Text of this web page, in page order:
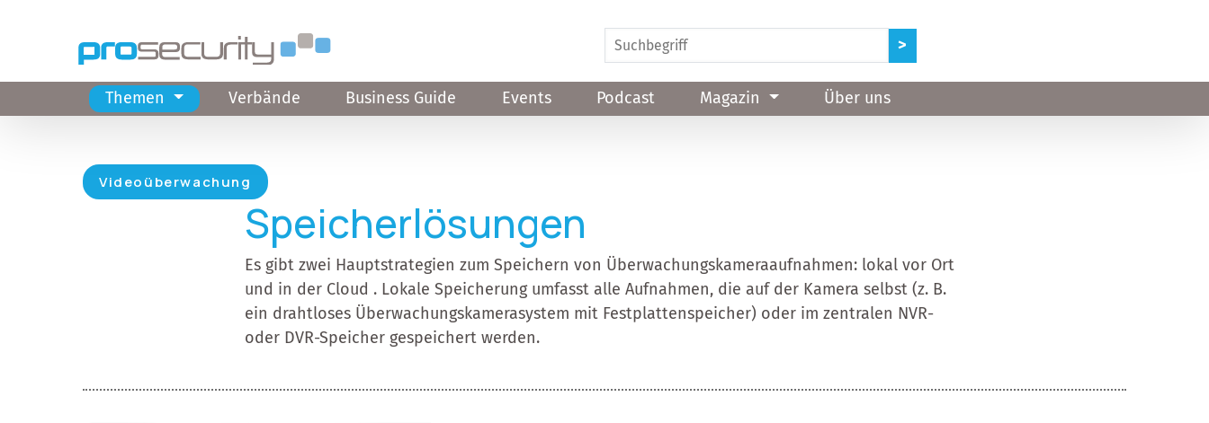
Themen Verbände Business Guide Events Podcast Magazin Über uns
Hauptnavigation
Videoüberwachung
Speicherlösungen
Es gibt zwei Hauptstrategien zum Speichern von Überwachungskameraaufnahmen: lokal vor Ort
und in der Cloud . Lokale Speicherung umfasst alle Aufnahmen, die auf der Kamera selbst (z. B.
ein drahtloses Überwachungskamerasystem mit Festplattenspeicher) oder im zentralen NVR-
oder DVR-Speicher gespeichert werden.